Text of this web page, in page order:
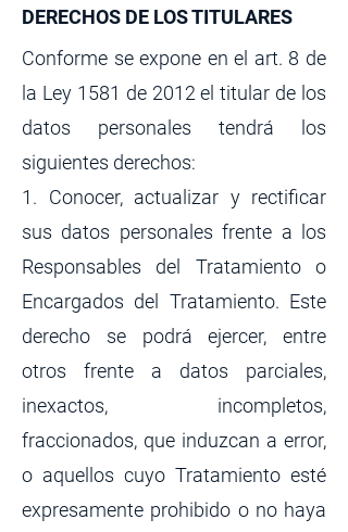
DERECHOS DE LOS TITULARES
Conforme se expone en el art. 8 de
la Ley 1581 de 2012 el titular de los
datos personales tendrá los
siguientes derechos:
1. Conocer, actualizar y rectificar
sus datos personales frente a los
Responsables del Tratamiento o
Encargados del Tratamiento. Este
derecho se podrá ejercer, entre
otros frente a datos parciales,
inexactos, incompletos,
fraccionados, que induzcan a error,
o aquellos cuyo Tratamiento esté
expresamente prohibido o no haya